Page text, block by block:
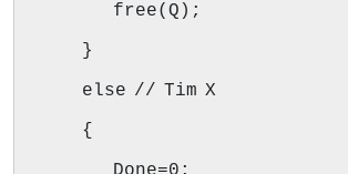
free(Q);
}
else // Tim X
{